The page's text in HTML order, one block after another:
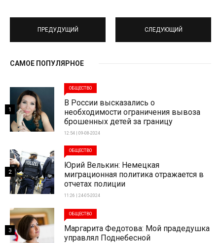
ПРЕДУДУЩИЙ СЛЕДУЮЩИЙ
САМОЕ ПОПУЛЯРНОЕ
ОБЩЕСТВО
В России высказались о
необходимости ограничения вывоза
брошенных детей за границу
12:54 | 09-08-2024
1
ОБЩЕСТВО
Юрий Велькин: Немецкая
миграционная политика отражается в
отчетах полиции
11:26 | 24-05-2024
2
ОБЩЕСТВО
Маргарита Федотова: Мой прадедушка
управлял Поднебесной
3